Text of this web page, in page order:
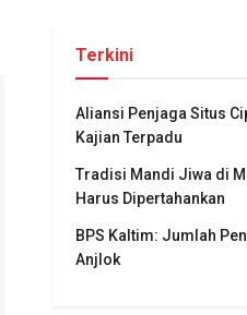
Terkini
Aliansi Penjaga Situs
Kajian Terpadu
Tradisi Mandi Jiwa di
Harus Dipertahankan
BPS Kaltim: Jumlah
Anjlok